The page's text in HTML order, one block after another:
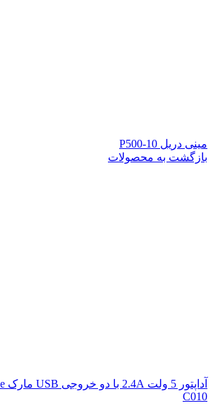
مینی دریل P500-10
بازگشت به محصولات
C010